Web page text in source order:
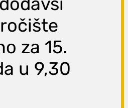
za 15.
u 9,30